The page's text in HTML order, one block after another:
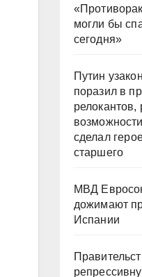
могли бы
сегодня»
Путин
поразил в
сделал
старшего
МВД
дожимают
Испании